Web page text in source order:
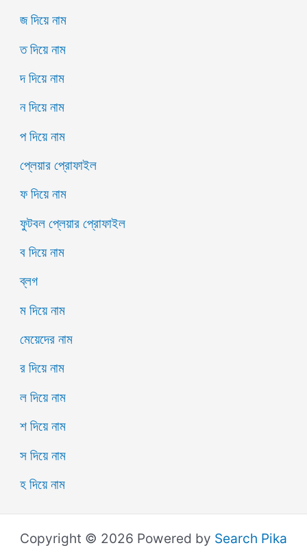
জ দিয়ে নাম
ত দিয়ে নাম
দ দিয়ে নাম
ন দিয়ে নাম
প দিয়ে নাম
প্লেয়ার প্রোফাইল
ফ দিয়ে নাম
ফুটবল প্লেয়ার প্রোফাইল
ব দিয়ে নাম
ব্লগ
ম দিয়ে নাম
মেয়েদের নাম
র দিয়ে নাম
ল দিয়ে নাম
শ দিয়ে নাম
স দিয়ে নাম
হ দিয়ে নাম
Copyright © 2026 Powered by Search Pika